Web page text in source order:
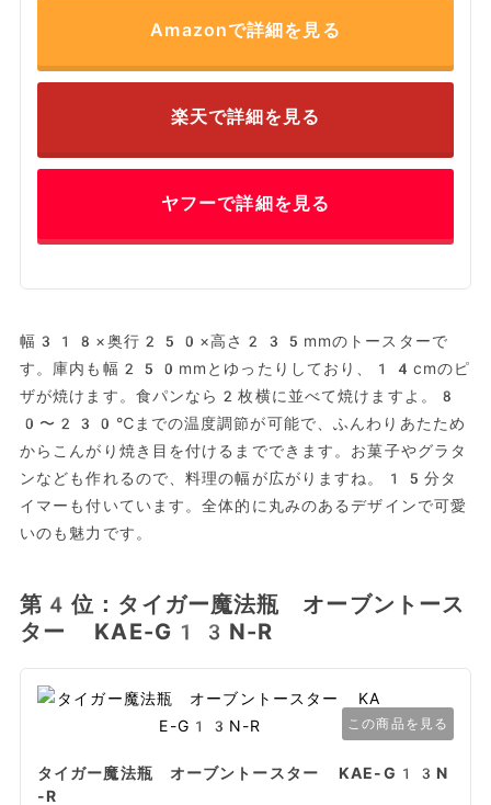
Amazonで詳細を見る
楽天で詳細を見る
ヤフーで詳細を見る
幅318×奥行250×高さ235mmのトースターで
す。庫内も幅250mmとゆったりしており、14cmのピ
ザが焼けます。食パンなら2枚横に並べて焼けますよ。8
0〜230℃までの温度調節が可能で、ふんわりあたため
からこんがり焼き目を付けるまでできます。お菓子やグラタ
ンなども作れるので、料理の幅が広がりますね。15分タ
イマーも付いています。全体的に丸みのあるデザインで可愛
いのも魅力です。
第4位：タイガー魔法瓶 オーブントース
ター KAE-G13N-R
この商品を見る
タイガー魔法瓶 オーブントースター KAE-G13N
-R